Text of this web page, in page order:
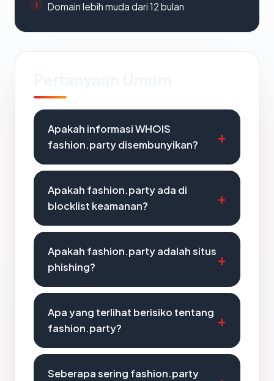
Domain lebih muda dari 12 bulan
Apakah informasi WHOIS
fashion.party disembunyikan?
Apakah fashion.party ada di
blocklist keamanan?
Apakah fashion.party adalah situs
phishing?
Apa yang terlihat berisiko tentang
fashion.party?
Seberapa sering fashion.party